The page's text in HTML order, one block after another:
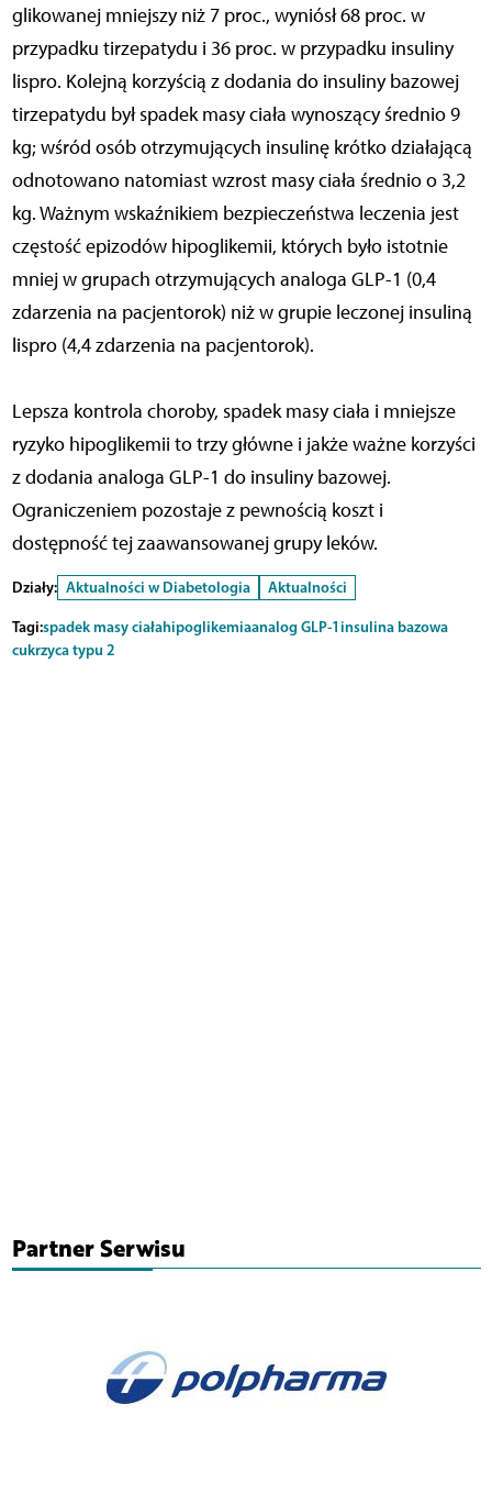
glikowanej mniejszy niż 7 proc., wyniósł 68 proc. w
przypadku tirzepatydu i 36 proc. w przypadku insuliny
lispro. Kolejną korzyścią z dodania do insuliny bazowej
tirzepatydu był spadek masy ciała wynoszący średnio 9
kg; wśród osób otrzymujących insulinę krótko działającą
odnotowano natomiast wzrost masy ciała średnio o 3,2
kg. Ważnym wskaźnikiem bezpieczeństwa leczenia jest
częstość epizodów hipoglikemii, których było istotnie
mniej w grupach otrzymujących analoga GLP-1 (0,4
zdarzenia na pacjentorok) niż w grupie leczonej insuliną
lispro (4,4 zdarzenia na pacjentorok).
Lepsza kontrola choroby, spadek masy ciała i mniejsze
ryzyko hipoglikemii to trzy główne i jakże ważne korzyści
z dodania analoga GLP-1 do insuliny bazowej.
Ograniczeniem pozostaje z pewnością koszt i
dostępność tej zaawansowanej grupy leków.
Działy: Aktualności w Diabetologia
Aktualności
Tagi:spadek masy ciałahipoglikemiaanalog GLP-1 insulina bazowa
cukrzyca typu 2
Partner Serwisu